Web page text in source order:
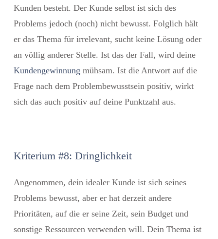
Kunden besteht. Der Kunde selbst ist sich des
Problems jedoch (noch) nicht bewusst. Folglich hält
er das Thema für irrelevant, sucht keine Lösung oder
an völlig anderer Stelle. Ist das der Fall, wird deine
Kundengewinnung mühsam. Ist die Antwort auf die
Frage nach dem Problembewusstsein positiv, wirkt
sich das auch positiv auf deine Punktzahl aus.
Kriterium #8: Dringlichkeit
Angenommen, dein idealer Kunde ist sich seines
Problems bewusst, aber er hat derzeit andere
Prioritäten, auf die er seine Zeit, sein Budget und
sonstige Ressourcen verwenden will. Dein Thema ist